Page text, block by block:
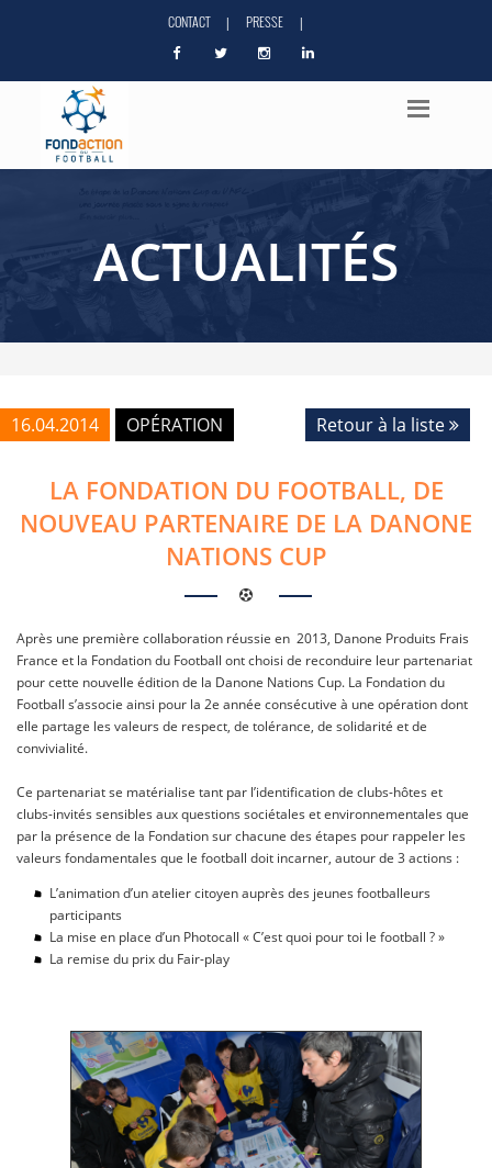
CONTACT | PRESSE |
ACTUALITÉS
16.04.2014 OPÉRATION Retour à la liste
LA FONDATION DU FOOTBALL, DE
NOUVEAU PARTENAIRE DE LA DANONE
NATIONS CUP
Après une première collaboration réussie en 2013, Danone Produits Frais
France et la Fondation du Football ont choisi de reconduire leur partenariat
pour cette nouvelle édition de la Danone Nations Cup. La Fondation du
Football s’associe ainsi pour la 2e année consécutive à une opération dont
elle partage les valeurs de respect, de tolérance, de solidarité et de
convivialité.
Ce partenariat se matérialise tant par l’identification de clubs-hôtes et
clubs-invités sensibles aux questions sociétales et environnementales que
par la présence de la Fondation sur chacune des étapes pour rappeler les
valeurs fondamentales que le football doit incarner, autour de 3 actions :
L’animation d’un atelier citoyen auprès des jeunes footballeurs
participants
La mise en place d’un Photocall « C’est quoi pour toi le football ? »
La remise du prix du Fair-play